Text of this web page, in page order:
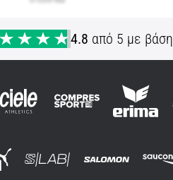
4.8 από 5 με βάση